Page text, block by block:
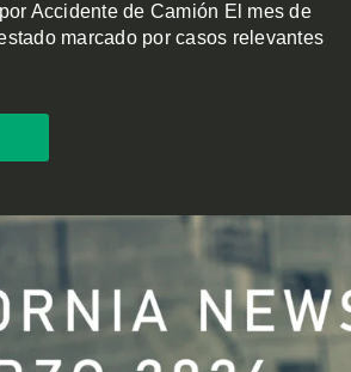
Accidente de Camión El mes de
marcado por casos relevantes